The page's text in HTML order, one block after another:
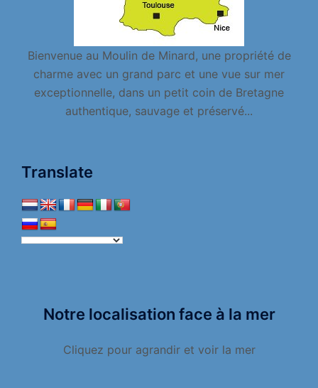
Bienvenue au Moulin de Minard, une propriété de
charme avec un grand parc et une vue sur mer
exceptionnelle, dans un petit coin de Bretagne
authentique, sauvage et préservé...
Translate
Notre localisation face à la mer
Cliquez pour agrandir et voir la mer